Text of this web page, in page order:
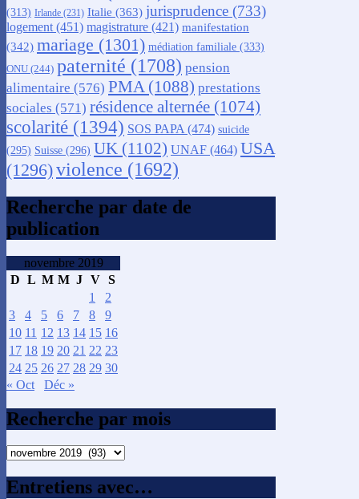
(313) Irlande (231) Italie (363) jurisprudence (733)
logement (451) magistrature (421) manifestation
(342) mariage (1301) médiation familiale (333)
ONU (244) paternité (1708) pension
alimentaire (576) PMA(1088) prestations
sociales (571) résidence alternée (1074)
scolarité (1394) SOS PAPA(474) suicide
(295) Suisse (296) UK (1102) UNAF (464) USA
(1296)violence (1692)
Recherche par date de
publication
novembre 2019
D L M M J V S
1
2
3
4 5 6 7 8
9
10 11 12 13 14 15 16
17 18 19 20 21 22 23
24 25 26 27 28 29 30
« Oct
Déc »
Recherche par mois
Recherche
mois
Entretiens avec…